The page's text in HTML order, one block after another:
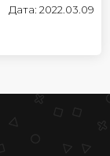
Дата: 2022.03.09